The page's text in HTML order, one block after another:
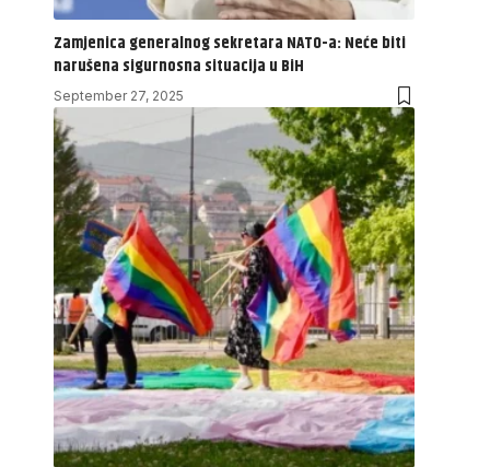
Zamjenica generalnog sekretara NATO-a: Neće biti
narušena sigurnosna situacija u BiH
September 27, 2025